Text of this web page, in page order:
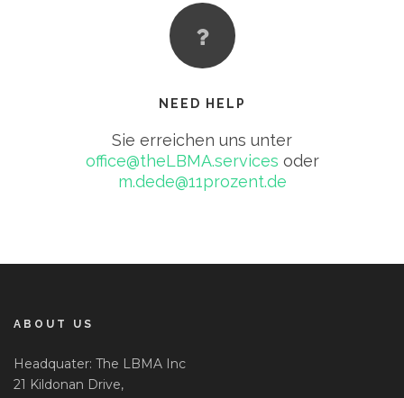
NEED HELP
Sie erreichen uns unter
office@theLBMA.services oder
m.dede@11prozent.de
ABOUT US
Headquater: The LBMA Inc
21 Kildonan Drive,